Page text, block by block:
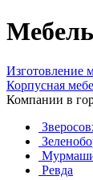
Изготовление
Корпусная
Компании в
Ревда